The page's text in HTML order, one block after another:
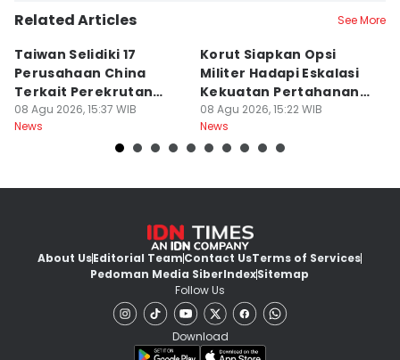
Related Articles See More
Taiwan Selidiki 17
Perusahaan China
Terkait Perekrutan
Kerja Ilegal
08 Agu 2026, 15:37 WIB
News
Korut Siapkan Opsi
Militer Hadapi Eskalasi
Kekuatan Pertahanan
Jepang
08 Agu 2026, 15:22 WIB
News
About UsEditorial TeamContact UsTerms of Services
Pedoman Media SiberIndexSitemap
Follow Us
Download